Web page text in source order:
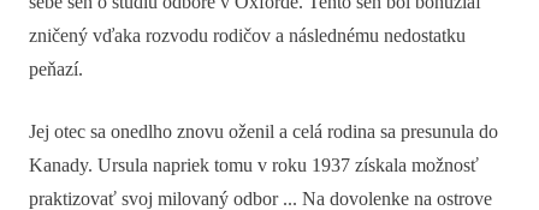
zničený vďaka rozvodu rodičov a následnému nedostatku
peňazí.
Jej otec sa onedlho znovu oženil a celá rodina sa presunula do
Kanady. Ursula napriek tomu v roku 1937 získala možnosť
praktizovať svoj milovaný odbor ... Na dovolenke na ostrove